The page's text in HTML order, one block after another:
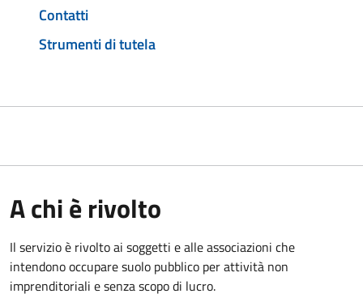
Contatti
Strumenti di tutela
A chi è rivolto
Il servizio è rivolto ai soggetti e alle associazioni che
intendono occupare suolo pubblico per attività non
imprenditoriali e senza scopo di lucro.